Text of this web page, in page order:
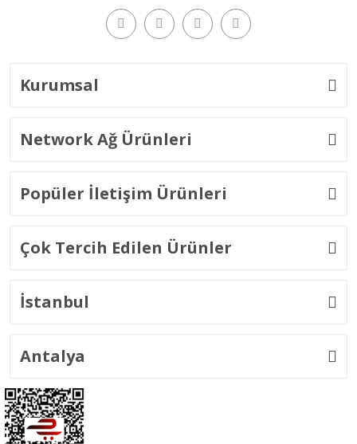
Kurumsal
Network Ağ Ürünleri
Popüler İletişim Ürünleri
Çok Tercih Edilen Ürünler
İstanbul
Antalya